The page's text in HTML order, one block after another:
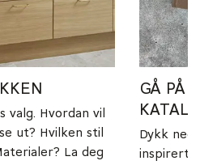
valg. Hvordan vil
ut? Hvilken stil
La deg
GÅ PÅ
Dykk ned
inspirert